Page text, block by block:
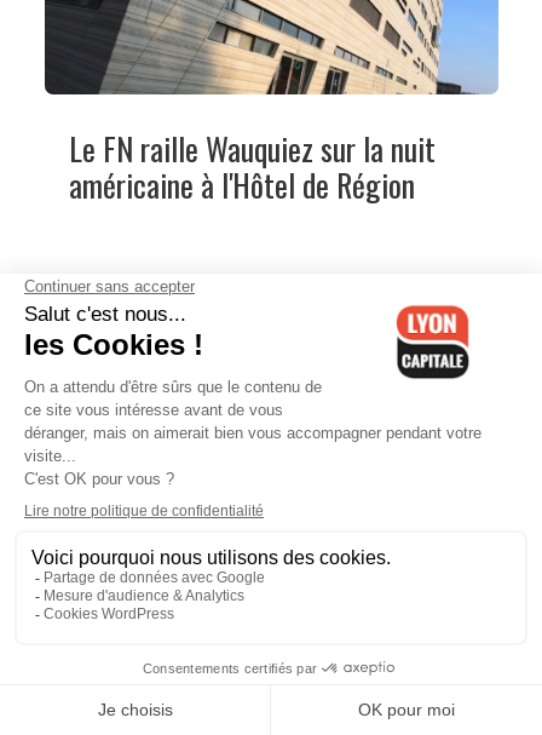
Le FN raille Wauquiez sur la nuit
américaine à l'Hôtel de Région
Trump président : “On a un
boulevard pour l’élection